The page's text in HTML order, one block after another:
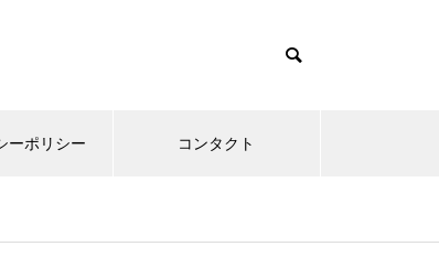
ーポリシー コンタクト